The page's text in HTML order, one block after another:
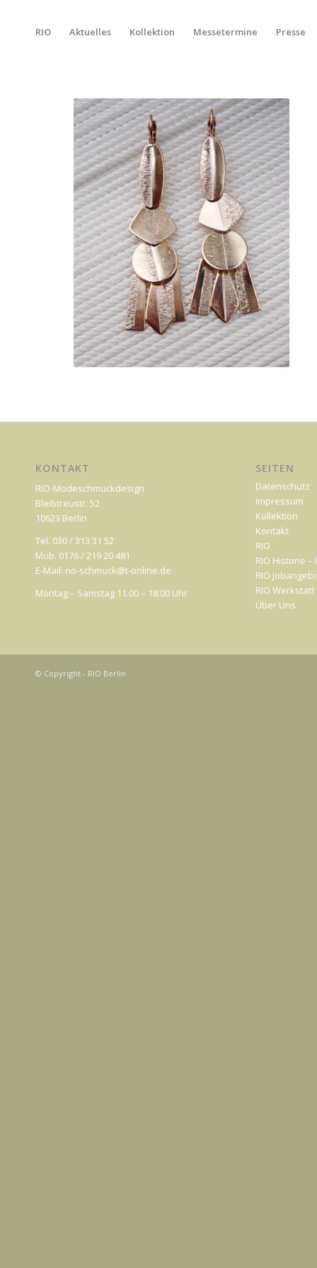
RIO Aktuelles Kollektion Messetermine Presse
KONTAKT
RIO-Modeschmuckdesign
Bleibtreustr. 52
10623 Berlin
Tel. 030 / 313 31 52
Mob. 0176 / 219 20 481
E-Mail: rio-schmuck@t-online.de
Montag – Samstag 11.00 – 18.00 Uhr
SEITEN
Datenschutz
Impressum
Kollektion
Kontakt
RIO
RIO Historie
RIO
RIO Werkstatt
Über Uns
© Copyright - RIO Berlin